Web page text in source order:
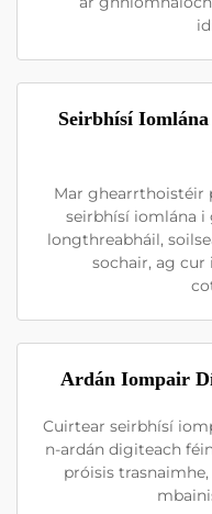
Seirbhísí
Mar ghearrthoistéir
seirbhísí iomlána i
longthreabháil,
sochair, ag
Ardán Iompair
Cuirtear seirbhísí
n-ardán digiteach
próisis